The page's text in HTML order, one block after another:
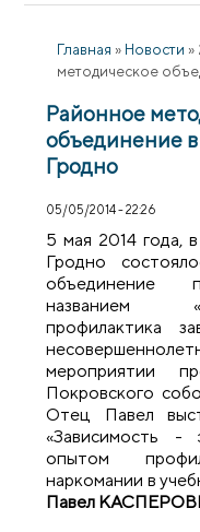
Главная » Новости »
методическое
Районное
объединение
Гродно
05/05/2014 - 22:26
5 мая 2014 года,
Гродно
объединение
названием
профилактика
мероприятии
Покровского
Отец Павел
«Зависимость -
опытом
наркомании в
Павел